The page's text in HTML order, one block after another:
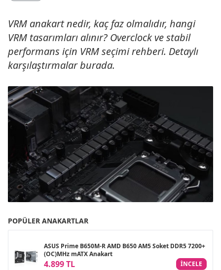
VRM anakart nedir, kaç faz olmalıdır, hangi
VRM tasarımları alınır? Overclock ve stabil
performans için VRM seçimi rehberi. Detaylı
karşılaştırmalar burada.
POPÜLER ANAKARTLAR
ASUS Prime B650M-R AMD B650 AM5 Soket DDR5 7200+
(OC)MHz mATX Anakart
4.899 TL INCELE